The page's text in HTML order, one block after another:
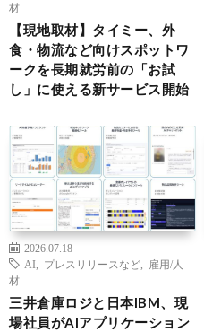
材
【現地取材】タイミー、外
食・物流など向けスポットワ
ークを長期就労前の「お試
し」に使える新サービス開始
2026.07.18
AI
プレスリリースなど
雇用/人
材
三井倉庫ロジと日本IBM、現
場社員がAIアプリケーション